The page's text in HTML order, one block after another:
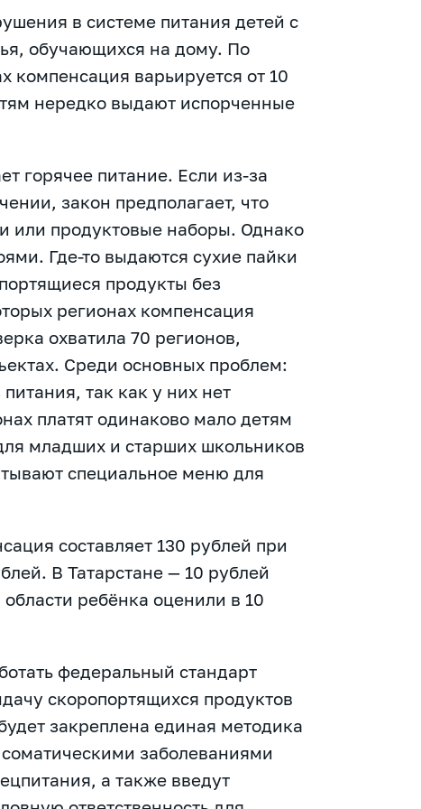
в системе питания детей с
обучающихся на дому. По
варьируется от 10
нередко выдают испорченные
горячее питание. Если из-за
закон предполагает, что
или продуктовые наборы. Однако
Где-то выдаются сухие пайки
продукты без
регионах компенсация
охватила 70 регионов,
Среди основных проблем:
так как у них нет
платят одинаково мало детям
младших и старших школьников
специальное меню для
составляет 130 рублей при
В Татарстане — 10 рублей
ребёнка оценили в 10
федеральный стандарт
скоропортящихся продуктов
закреплена единая методика
заболеваниями
а также введут